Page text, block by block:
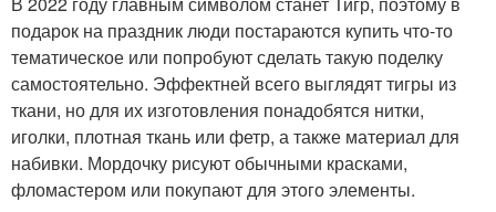
подарок на праздник люди постараются купить что-то
тематическое или попробуют сделать такую поделку
самостоятельно. Эффектней всего выглядят тигры из
ткани, но для их изготовления понадобятся нитки,
иголки, плотная ткань или фетр, а также материал для
набивки. Мордочку рисуют обычными красками,
фломастером или покупают для этого элементы.